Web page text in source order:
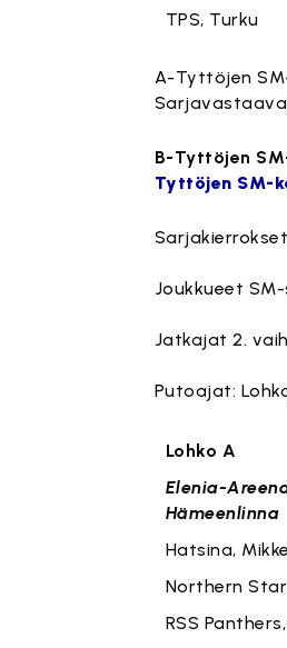
TPS, Turku
A-Tyttöjen
B-Tyttöjen
Tyttöjen SM-
Joukkueet
Jatkajat 2.
Putoajat:
Elenia-
Hämeenlinna
Hatsina,
Northern
RSS